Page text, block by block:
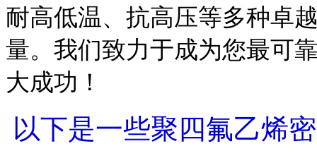
耐高低温、抗高压等多种卓
量。我们致力于成为您最可
大成功！
以下是一些聚四氟乙烯